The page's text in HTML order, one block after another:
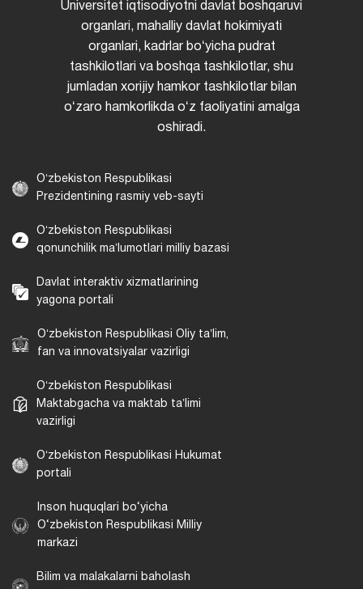
Universitet iqtisodiyotni davlat boshqaruvi
organlari, mahalliy davlat hokimiyati
organlari, kadrlar boʻyicha pudrat
tashkilotlari va boshqa tashkilotlar, shu
jumladan xorijiy hamkor tashkilotlar bilan
oʻzaro hamkorlikda oʻz faoliyatini amalga
oshiradi.
Oʻzbekiston Respublikasi
Prezidentining rasmiy veb-sayti
Oʻzbekiston Respublikasi
qonunchilik maʼlumotlari milliy bazasi
Davlat interaktiv xizmatlarining
yagona portali
Oʻzbekiston Respublikasi Oliy taʼlim,
fan va innovatsiyalar vazirligi
Oʻzbekiston Respublikasi
Maktabgacha va maktab taʼlimi
vazirligi
Oʻzbekiston Respublikasi Hukumat
portali
Inson huquqlari bo‘yicha
O‘zbekiston Respublikasi Milliy
markazi
Bilim va malakalarni baholash